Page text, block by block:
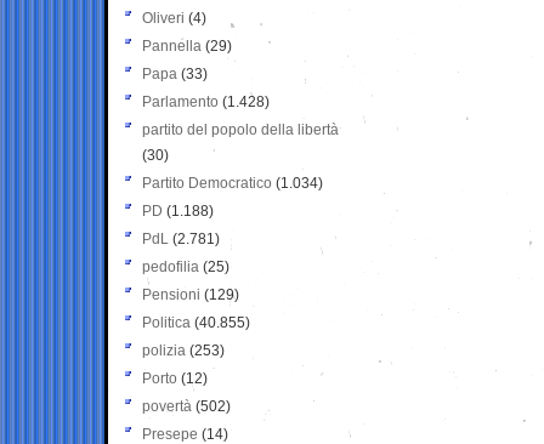
Oliveri (4)
Pannella (29)
Papa (33)
Parlamento (1.428)
partito del popolo della libertà
(30)
Partito Democratico (1.034)
PD (1.188)
PdL (2.781)
pedofilia (25)
Pensioni (129)
Politica (40.855)
polizia (253)
Porto (12)
povertà (502)
Presepe (14)